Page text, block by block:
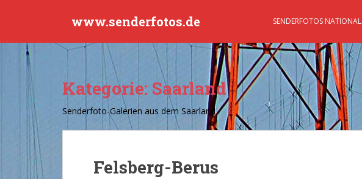
www.senderfotos.de SENDERFOTOS NATIONAL
Kategorie: Saarland
Senderfoto-Galerien aus dem Saarland
Felsberg-Berus